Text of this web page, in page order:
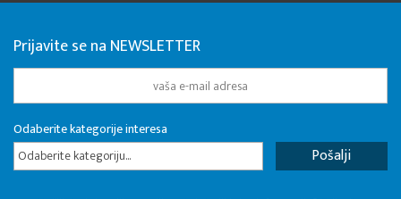
Prijavite se na NEWSLETTER
Odaberite kategorije interesa
Odaberite kategoriju...